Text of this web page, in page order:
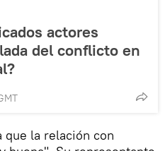
actores
del conflicto en
que la relación con